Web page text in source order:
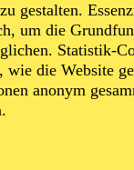
gestalten.
um die
Statistik-
wie die Website
anonym